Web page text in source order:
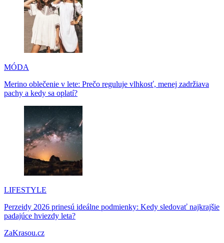
MÓDA
Merino oblečenie v lete: Prečo reguluje vlhkosť, menej zadržiava
pachy a kedy sa oplatí?
LIFESTYLE
Perzeidy 2026 prinesú ideálne podmienky: Kedy sledovať najkrajšie
padajúce hviezdy leta?
ZaKrasou.cz